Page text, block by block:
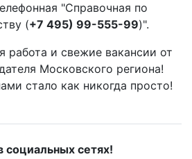
"Справочная по
(+7 495) 99-555-99)".
работа и свежие вакансии от
Московского региона!
стало как никогда просто!
сетях!